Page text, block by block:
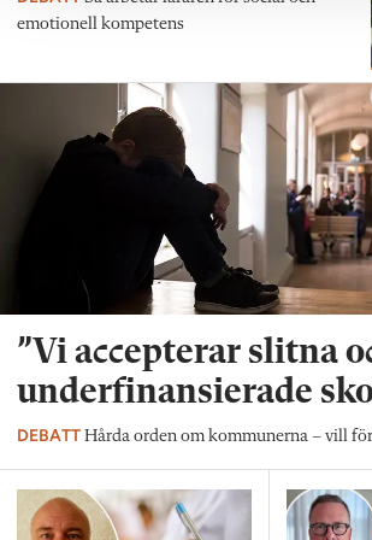
emotionell kompetens
”Vi accepterar slitna
underfinansierade
DEBATT Hårda orden om kommunerna – vill